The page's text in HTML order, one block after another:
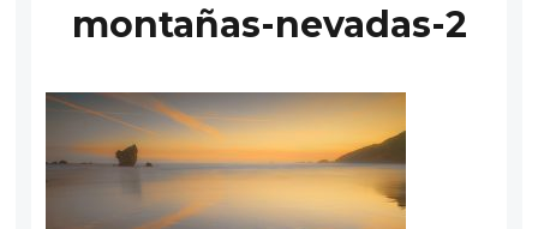
montañas-nevadas-2